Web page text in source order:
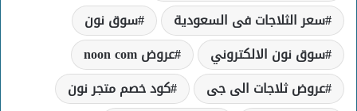
سعر الثلاجات فى السعودية
سوق نون
سوق نون الالكتروني
عروض noon com
عروض ثلاجات الى جى
كود خصم متجر نون